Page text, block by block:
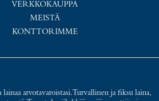
VERKKOKAUPPA
MEISTÄ
KONTTORIMME
arvotavaroistasi. Turvallinen ja fiksu laina,